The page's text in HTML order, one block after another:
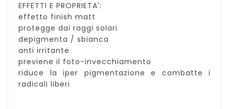
EFFETTI E PROPRIETA':
effetto finish matt
protegge dai raggi solari
depigmenta / sbianca
anti irritante
previene il foto-invecchiamento
riduce la iper pigmentazione e combatte i
radicali liberi